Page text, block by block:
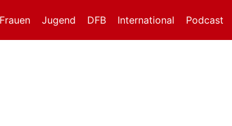
Frauen Jugend DFB International Podcast